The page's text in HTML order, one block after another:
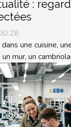
:
une cuisine,
mur, un